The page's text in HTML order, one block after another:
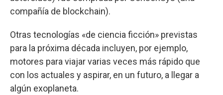
compañía de blockchain).
Otras tecnologías «de ciencia ficción» previstas
para la próxima década incluyen, por ejemplo,
motores para viajar varias veces más rápido que
con los actuales y aspirar, en un futuro, a llegar a
algún exoplaneta.